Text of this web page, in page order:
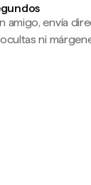
amigo, envía
ni